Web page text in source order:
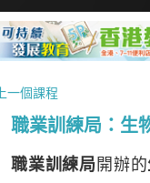
一個課程
職業訓練局：生
職業訓練局開辦的